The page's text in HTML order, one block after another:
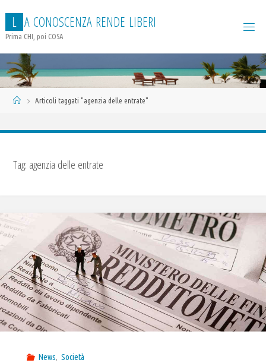
contenuto
L A CONOSCENZA RENDE LIBERI
Prima CHI, poi COSA
HomeArticoli taggati "agenzia delle entrate"
Tag: agenzia delle entrate
News, Società